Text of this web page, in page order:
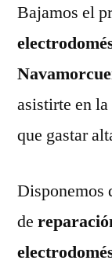
Bajamos el
asistirte en
que gastar
Disponemos
de